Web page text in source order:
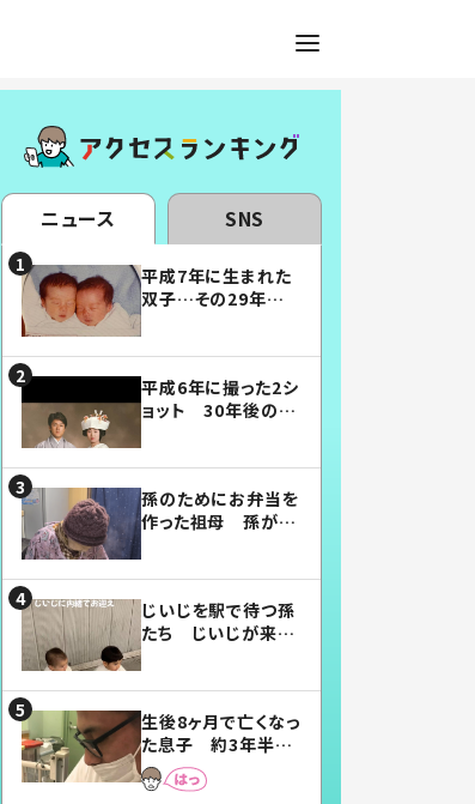
ニュース SNS
平成7年に生まれた
双子…その29年後
平成6年に撮った2シ
ョット 30年後の姿
孫のためにお弁当を
作った祖母 孫が絶
じいじを駅で待つ孫
たち じいじが来た
まらない」「幸せにな
れる」
生後8ヶ月で亡くなっ
た息子 約3年半
後、当時の妻の日記
に書いてあった本音